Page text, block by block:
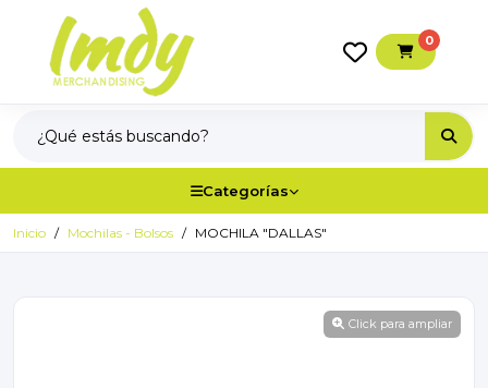
0
Categorías
Inicio Mochilas - Bolsos MOCHILA "DALLAS"
Click para ampliar